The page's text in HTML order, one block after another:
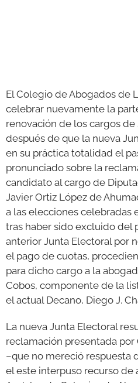
NECROLÓGICAS
GALERÍAS
El Colegio de Abogados de
celebrar nuevamente la
renovación de los cargos
después de que la nueva
en su práctica totalidad el
pronunciado sobre la
candidato al cargo de
Javier Ortiz López de
a las elecciones celebradas
tras haber sido excluido del
anterior Junta Electoral por
el pago de cuotas,
para dicho cargo a la
Cobos, componente de la
el actual Decano, Diego J.
La nueva Junta Electoral
reclamación presentada
–que no mereció respuesta
el este interpuso recurso de